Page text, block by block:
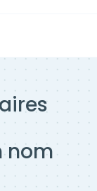
nom